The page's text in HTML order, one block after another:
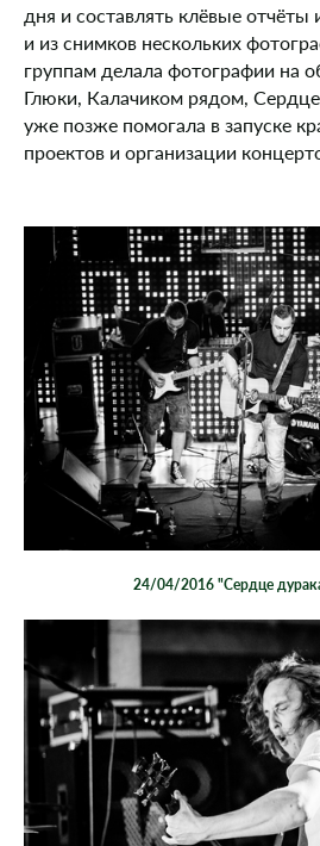
дня и составлять клёвые отчёты
и из снимков нескольких
группам делала фотографии на
Глюки, Калачиком рядом,
уже позже помогала в запуске
проектов и организации
24/04/2016 "Сердце